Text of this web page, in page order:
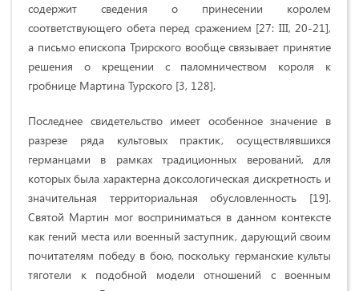
содержит сведения о принесении королем
соответствующего обета перед сражением [27: III, 20-21],
а письмо епископа Трирского вообще связывает принятие
решения о крещении с паломничеством короля к
гробнице Мартина Турского [3, 128].
Последнее свидетельство имеет особенное значение в
разрезе ряда культовых практик, осуществлявшихся
германцами в рамках традиционных верований, для
которых была характерна доксологическая дискретность и
значительная территориальная обусловленность [19].
Святой Мартин мог восприниматься в данном контексте
как гений места или военный заступник, дарующий своим
почитателям победу в бою, поскольку германские культы
тяготели к подобной модели отношений с военным